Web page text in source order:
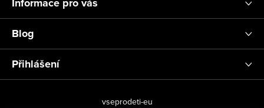
Blog
Přihlášení
vseprodeti-eu